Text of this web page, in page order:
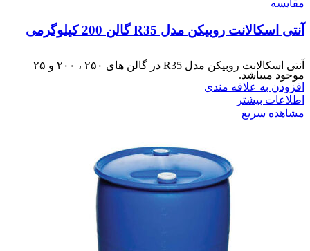
مقایسه
آنتی اسکالانت روبیکن مدل R35 گالن 200 کیلوگرمی
آنتی اسکالانت روبیکن مدل R35 در گالن های ۲۵۰ ، ۲۰۰ و ۲۵
موجود میباشد.
افزودن به علاقه مندی
اطلاعات بیشتر
مشاهده سریع